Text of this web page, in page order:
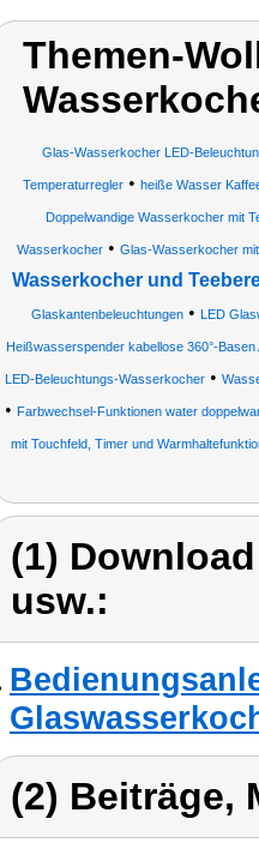
Themen-
Glas-Wasserkocher LED-
Temperaturregler• heiße Wasser
Doppelwandige Wasserkocher mit
Wasserkocher • Glas-Wasserkocher
Wasserkocher und
Glaskantenbeleuchtungen • LED
Heißwasserspender kabellose 360°-
LED-Beleuchtungs-Wasserkocher •
• Farbwechsel-Funktionen water
mit Touchfeld, Timer und
(1)
usw.:
(2) Beiträge,